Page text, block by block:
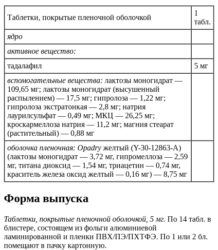
Таблетки, покрытые пленочной оболочкой
1
табл.
ядро
активное вещество:
тадалафил
5 мг
вспомогательные вещества: лактозы моногидрат —
109,65 мг; лактозы моногидрат (высушенный
распылением) — 17,5 мг; гипролоза — 1,22 мг;
гипролоза экстратонкая — 2,8 мг; натрия
лаурилсульфат — 0,49 мг; МКЦ — 26,25 мг;
кроскармеллоза натрия — 11,2 мг; магния стеарат
(растительный) — 0,88 мг
оболочка пленочная: Opadry желтый (Y-30-12863-A)
(лактозы моногидрат — 3,72 мг, гипромеллоза — 2,59
мг, титана диоксид — 1,54 мг, триацетин — 0,74 мг,
краситель железа оксид желтый — 0,16 мг) — 8,75 мг
Форма выпуска
Таблетки, покрытые пленочной оболочкой, 5 мг. По 14 табл. в
блистере, состоящем из фольги алюминиевой
ламинированной и пленки ПВХ/ПЭ/ПХТФЭ. По 1 или 2 бл.
помещают в пачку картонную.